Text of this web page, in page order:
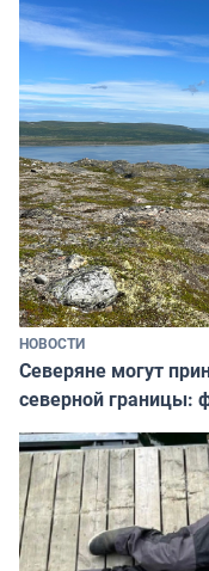
НОВОСТИ
Северяне могут
северной границы: